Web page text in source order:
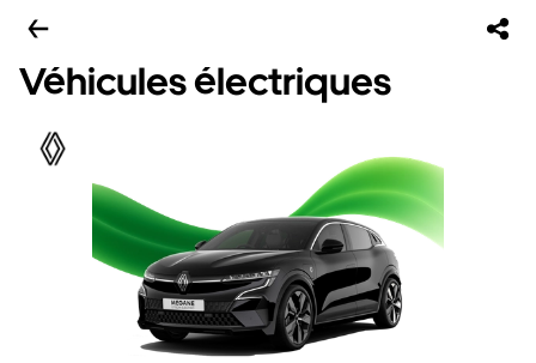
Véhicules électriques